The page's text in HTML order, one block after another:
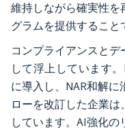
維持しながら確実性を
グラムを提供すること
コンプライアンスとデ
して浮上しています
に導入し、NAR和解
ローを改訂した企業
しています。AI強化